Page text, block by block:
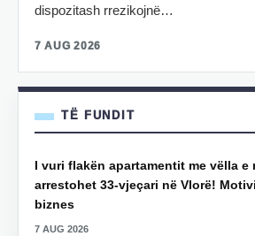
dispozitash rrezikojnë…
7 AUG 2026
TË FUNDIT
I vuri flakën apartamentit me vëlla e
arrestohet 33-vjeçari në Vlorë!
biznes
7 AUG 2026